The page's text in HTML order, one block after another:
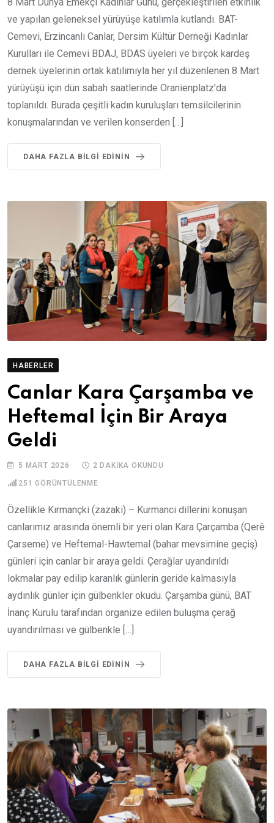
ve yapılan geleneksel yürüyüşe katılımla kutlandı. BAT-
Cemevi, Erzincanlı Canlar, Dersim Kültür Derneği Kadınlar
Kurulları ile Cemevi BDAJ, BDAS üyeleri ve birçok kardeş
dernek üyelerinin ortak katılımıyla her yıl düzenlenen 8 Mart
yürüyüşü için dün sabah saatlerinde Oranienplatz’da
toplanıldı. Burada çeşitli kadın kuruluşları temsilcilerinin
konuşmalarından ve verilen konserden […]
DAHA FAZLA BILGI EDININ
HABERLER
Canlar Kara Çarşamba ve
Heftemal İçin Bir Araya
Geldi
5 MART 2026 2 DAKIKA OKUNDU
251 GÖRÜNTÜLENME
Özellikle Kırmançki (zazaki) – Kurmanci dillerini konuşan
canlarımız arasında önemli bir yeri olan Kara Çarçamba (Qerê
Çarseme) ve Heftemal-Hawtemal (bahar mevsimine geçiş)
günleri için canlar bir araya geldi. Çerağlar uyandırıldı
lokmalar pay edilip karanlık günlerin geride kalmasıyla
aydınlık günler için gülbenkler okudu. Çarşamba günü, BAT
İnanç Kurulu tarafından organize edilen buluşma çerağ
uyandırılması ve gülbenkle […]
DAHA FAZLA BILGI EDININ